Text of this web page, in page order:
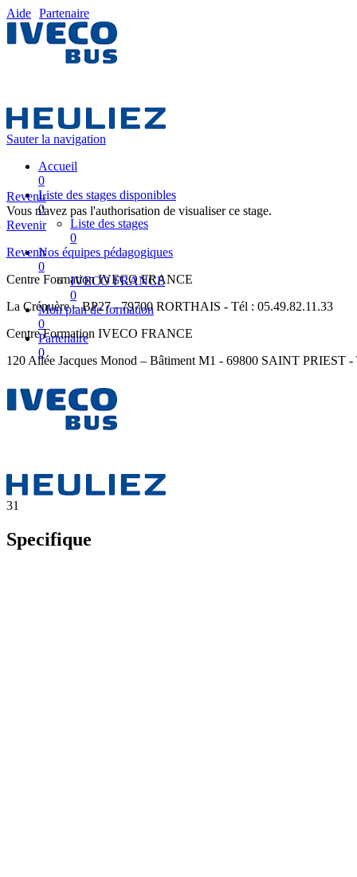
Aide Partenaire
Sauter la navigation
Accueil
0
Liste des stages disponibles
0
Liste des stages
0
Nos équipes pédagogiques
0
IVECO FRANCE
0
Mon plan de formation
0
Partenaire
0
31
Specifique
Revenir
Vous n'avez pas l'authorisation de visualiser ce stage.
Revenir
Revenir
Centre Formation IVECO FRANCE
La Crénuère – BP27 - 79700 RORTHAIS - Tél : 05.49.82.11.33
Centre Formation IVECO FRANCE
120 Allée Jacques Monod – Bâtiment M1 - 69800 SAINT PRIEST